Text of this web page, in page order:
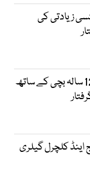
زیادتی کی
لاہور؛ قریبی رشتےدار کی 12 سالہ بچی کے ساتھ
اینڈ کلچرل گیلری